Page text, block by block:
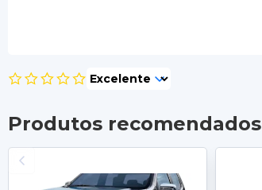
Produtos recomendados